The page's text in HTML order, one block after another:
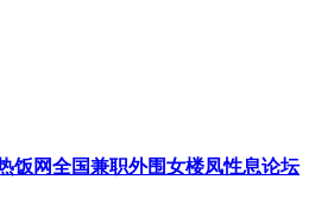
饭网全国兼职外围女楼凤性息论坛